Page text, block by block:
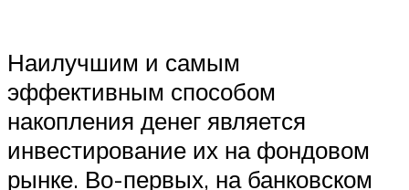
Наилучшим и самым
эффективным способом
накопления денег является
инвестирование их на фондовом
рынке. Во-первых, на банковском